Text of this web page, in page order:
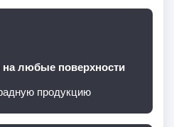
любые поверхности
продукцию